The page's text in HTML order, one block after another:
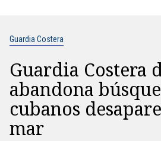
Guardia Costera
Guardia Costera
abandona
cubanos
mar